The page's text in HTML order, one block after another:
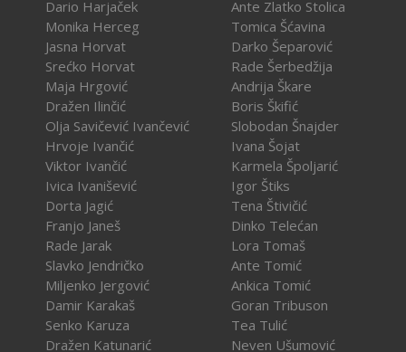
Dario Harjaček
Monika Herceg
Jasna Horvat
Srećko Horvat
Maja Hrgović
Dražen Ilinčić
Olja Savičević Ivančević
Hrvoje Ivančić
Viktor Ivančić
Ivica Ivanišević
Dorta Jagić
Franjo Janeš
Rade Jarak
Slavko Jendričko
Miljenko Jergović
Damir Karakaš
Senko Karuza
Dražen Katunarić
Ante Zlatko Stolica
Tomica Šćavina
Darko Šeparović
Rade Šerbedžija
Andrija Škare
Boris Škifić
Slobodan Šnajder
Ivana Šojat
Karmela Špoljarić
Igor Štiks
Tena Štivičić
Dinko Telećan
Lora Tomaš
Ante Tomić
Ankica Tomić
Goran Tribuson
Tea Tulić
Neven Ušumović